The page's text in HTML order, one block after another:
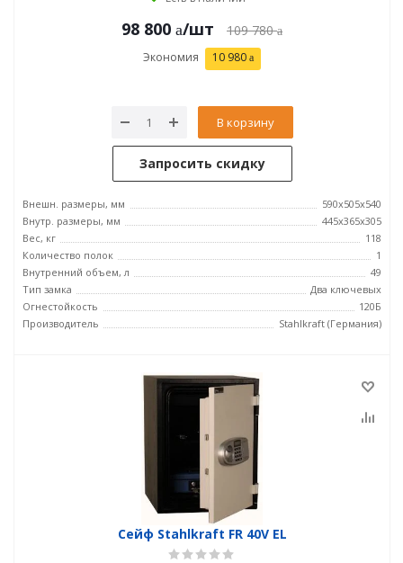
98 800 /шт 109 780
Экономия 10 980
В корзину
Запросить скидку
Внешн. размеры, мм
590x505x540
Внутр. размеры, мм
445x365x305
Вес, кг
118
Количество полок
1
Внутренний объем, л
49
Тип замка
Два ключевых
Огнестойкость
120Б
Производитель
Stahlkraft (Германия)
Сейф Stahlkraft FR 40V EL